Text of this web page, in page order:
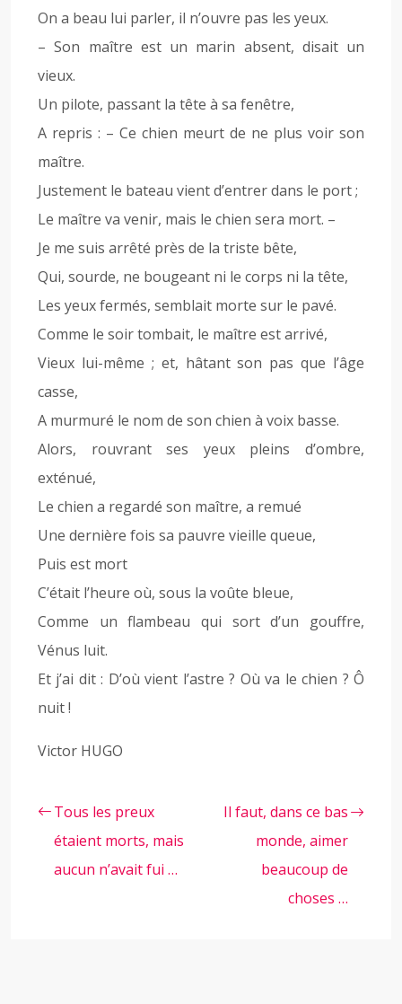
On a beau lui parler, il n’ouvre pas les yeux.
– Son maître est un marin absent, disait un
vieux.
Un pilote, passant la tête à sa fenêtre,
A repris : – Ce chien meurt de ne plus voir son
maître.
Justement le bateau vient d’entrer dans le port ;
Le maître va venir, mais le chien sera mort. –
Je me suis arrêté près de la triste bête,
Qui, sourde, ne bougeant ni le corps ni la tête,
Les yeux fermés, semblait morte sur le pavé.
Comme le soir tombait, le maître est arrivé,
Vieux lui-même ; et, hâtant son pas que l’âge
casse,
A murmuré le nom de son chien à voix basse.
Alors, rouvrant ses yeux pleins d’ombre,
exténué,
Le chien a regardé son maître, a remué
Une dernière fois sa pauvre vieille queue,
Puis est mort
C’était l’heure où, sous la voûte bleue,
Comme un flambeau qui sort d’un gouffre,
Vénus luit.
Et j’ai dit : D’où vient l’astre ? Où va le chien ? Ô
nuit !
Victor HUGO
Tous les preux
étaient morts, mais
aucun n’avait fui …
Il faut, dans ce bas
monde, aimer
beaucoup de
choses …